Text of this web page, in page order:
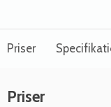
Priser
Priser